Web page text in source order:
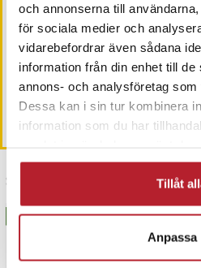
och annonserna till
för sociala medier och
vidarebefordrar även sådana
information från din enhet till
annons- och analysföretag som
Dessa kan i sin tur kombinera
information som du har
Tillåt
Anpassa
Baseus Bowie In-Ear TWS
Headset - Svart
Nuvarande pris:
149 krTidigare pris:399 kr
149 kr 399 kr
I lager, levereras inom 1-2 vardagar
Köp
Pris
59
I
Senast besökta
BÄSTSÄLJARE